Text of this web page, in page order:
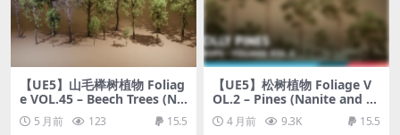
【UE5】山毛榉树植物 Foliag
e VOL.45 – Beech Trees (Na
nite – NO TRANSPARENCY)
5 月前 123 15.5
【UE5】松树植物 Foliage V
OL.2 – Pines (Nanite and L
ow Poly)
4 月前 9.3K 15.5